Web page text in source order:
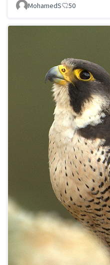
MohamedS 50